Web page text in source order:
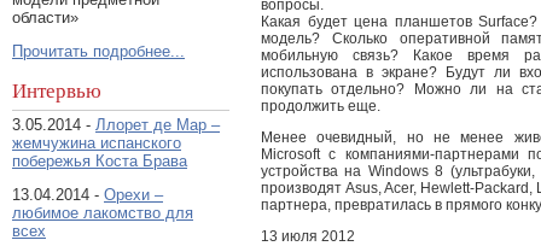
области»
Прочитать подробнее...
Интервью
3.05.2014 - Ллорет де Мар –
жемчужина испанского
побережья Коста Брава
13.04.2014 - Орехи –
любимое лакомство для
всех
вопросы.
Какая будет цена планшетов
модель? Сколько оперативной
мобильную связь? Какое время
использована в экране? Будут ли
покупать отдельно? Можно ли на
продолжить еще.
Менее очевидный, но не менее
Microsoft с компаниями-партнерами
устройства на Windows 8
производят Asus, Acer, Hewlett-
партнера, превратилась в прямого
13 июля 2012